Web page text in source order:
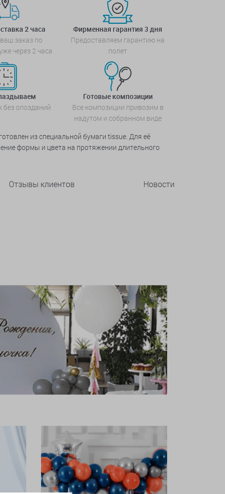
2 часа
заказ по
через 2 часа
Фирменная гарантия 3 дня
Предоставляем гарантию на
полет
без опозданий
Готовые композиции
Все композиции привозим в
надутом и собранном виде
из специальной бумаги tissue. Для её
формы и цвета на протяжении длительного
Отзывы клиентов Новости